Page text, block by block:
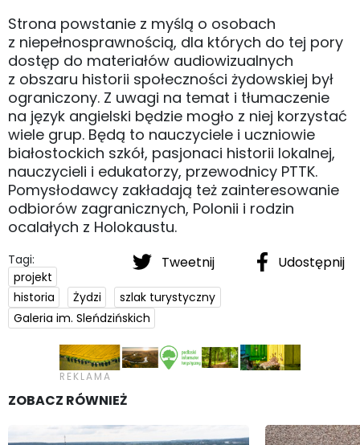
Strona powstanie z myślą o osobach
z niepełnosprawnością, dla których do tej pory
dostęp do materiałów audiowizualnych
z obszaru historii społeczności żydowskiej był
ograniczony. Z uwagi na temat i tłumaczenie
na język angielski będzie mogło z niej korzystać
wiele grup. Będą to nauczyciele i uczniowie
białostockich szkół, pasjonaci historii lokalnej,
nauczycieli i edukatorzy, przewodnicy PTTK.
Pomysłodawcy zakładają też zainteresowanie
odbiorów zagranicznych, Polonii i rodzin
ocalałych z Holokaustu.
Tweetnij Udostępnij
Tagi:
projekt
historia
Żydzi
szlak turystyczny
Galeria im. Sleńdzińskich
ZOBACZ RÓWNIEŻ